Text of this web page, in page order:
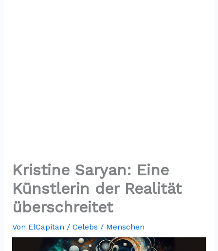
Kristine Saryan: Eine
Künstlerin der Realität
überschreitet
Von ElCapitan / Celebs / Menschen